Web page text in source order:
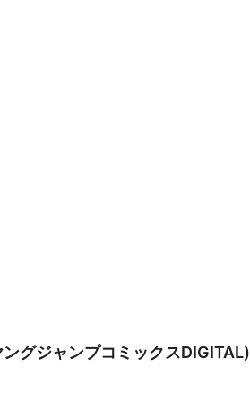
ングジャンプコミックスDIGITAL)